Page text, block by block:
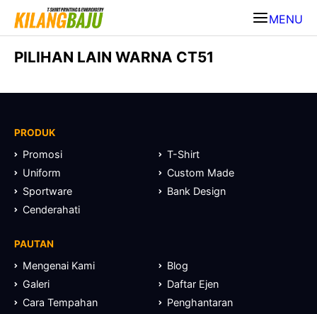
MENU
PILIHAN LAIN WARNA CT51
PRODUK
Promosi
T-Shirt
Uniform
Custom Made
Sportware
Bank Design
Cenderahati
PAUTAN
Mengenai Kami
Blog
Galeri
Daftar Ejen
Cara Tempahan
Penghantaran